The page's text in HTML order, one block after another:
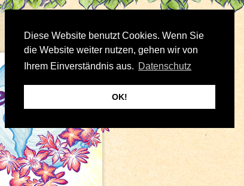
Diese Website benutzt Cookies. Wenn Sie
die Website weiter nutzen, gehen wir von
Ihrem Einverständnis aus. Datenschutz
OK!
Bilder